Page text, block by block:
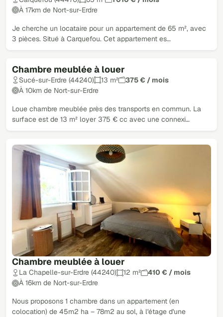
À 17km de Nort-sur-Erdre
Je cherche un locataire pour un appartement de 65 m², avec
3 pièces. Situé à Carquefou. Cet appartement es…
Chambre meublée à louer
Sucé-sur-Erdre (44240) 13 m²
375 € / mois
À 10km de Nort-sur-Erdre
Loue chambre meublée près des transports en commun. La
surface est de 13 m² loyer 375 € cc avec une connexi…
Chambre meublée à louer
La Chapelle-sur-Erdre (44240) 12 m²
410 € / mois
À 16km de Nort-sur-Erdre
Nous proposons 1 chambre dans un appartement (en
colocation) de 45m2 ha – 78m2 au sol, à l'étage d'une